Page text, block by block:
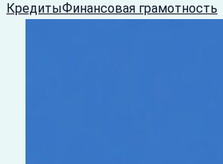
КредитыФинансовая грамотность